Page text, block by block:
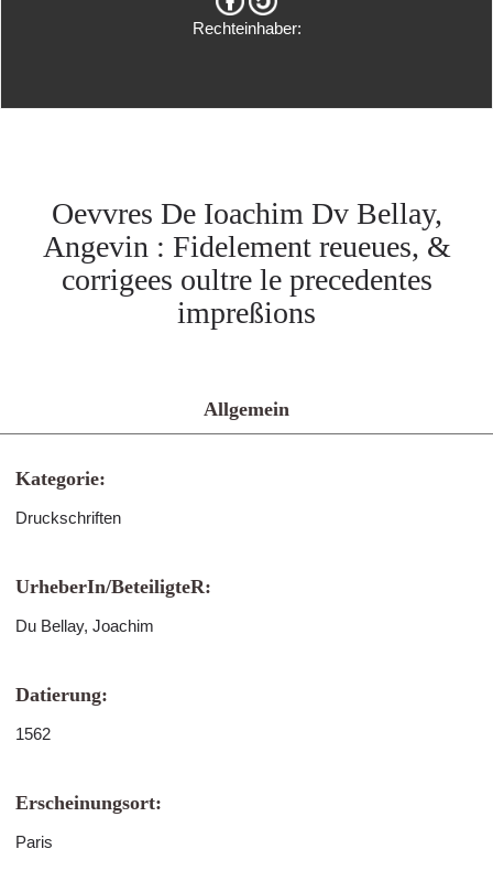
Rechteinhaber:
Oevvres De Ioachim Dv Bellay,
Angevin : Fidelement reueues, &
corrigees oultre le precedentes
impreßions
Allgemein
Kategorie:
Druckschriften
UrheberIn/BeteiligteR:
Du Bellay, Joachim
Datierung:
1562
Erscheinungsort:
Paris